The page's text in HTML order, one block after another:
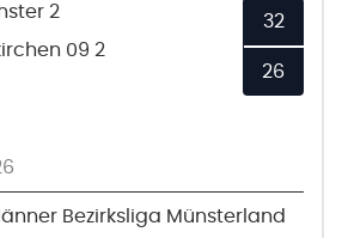
2
09 2
32
26
Bezirksliga Münsterland